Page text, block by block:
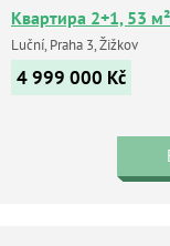
Квартира 2+1, 53
Luční, Praha 3, Žižkov
4 999 000 Kč